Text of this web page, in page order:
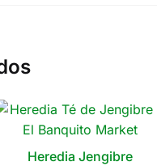
Heredia Jengibre